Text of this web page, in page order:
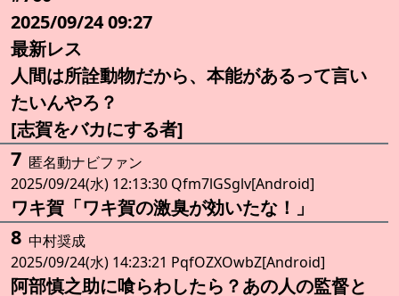
2025/09/24 09:27
最新レス
人間は所詮動物だから、本能があるって言い
たいんやろ？
[志賀をバカにする者]
7 匿名動ナビファン
2025/09/24(水) 12:13:30 Qfm7lGSglv[Android]
ワキ賀「ワキ賀の激臭が効いたな！」
8 中村奨成
2025/09/24(水) 14:23:21 PqfOZXOwbZ[Android]
阿部慎之助に喰らわしたら？あの人の監督と